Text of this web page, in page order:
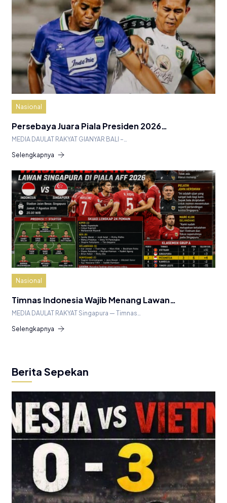
Nasional
Persebaya Juara Piala Presiden 2026…
MEDIA DAULAT RAKYAT GIANYAR BALI –…
Selengkapnya
Nasional
Timnas Indonesia Wajib Menang Lawan…
MEDIA DAULAT RAKYAT Singapura — Timnas…
Selengkapnya
Berita Sepekan